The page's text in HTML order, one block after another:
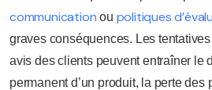
communication ou politiques
graves conséquences. Les
avis des clients peuvent entraîner le
permanent d’un produit, la perte